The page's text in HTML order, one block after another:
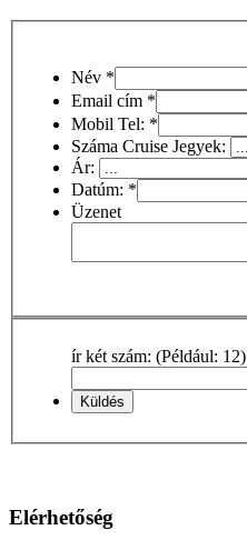
Név *
Email cím *
Mobil Tel: *
Száma Cruise Jegyek:
Ár:
Datúm: *
Üzenet
ír két szám: (Például: 12)
Elérhetőség